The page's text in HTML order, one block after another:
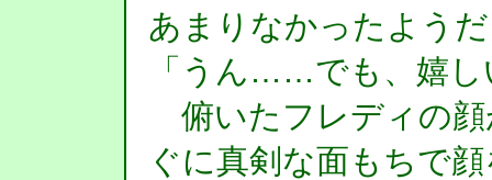
あまりなかったよう
「うん……でも、嬉し
俯いたフレディの顔
ぐに真剣な面もちで